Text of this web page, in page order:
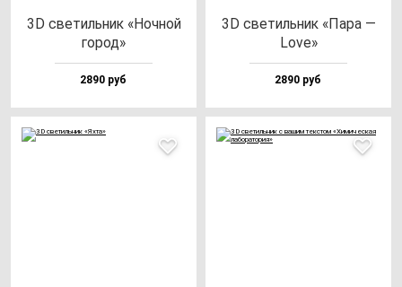
3D све­тиль­ник «Ноч­ной
го­род»
2890 руб
3D све­тиль­ник «Пара —
Love»
2890 руб